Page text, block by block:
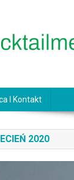
I Kontakt
2020